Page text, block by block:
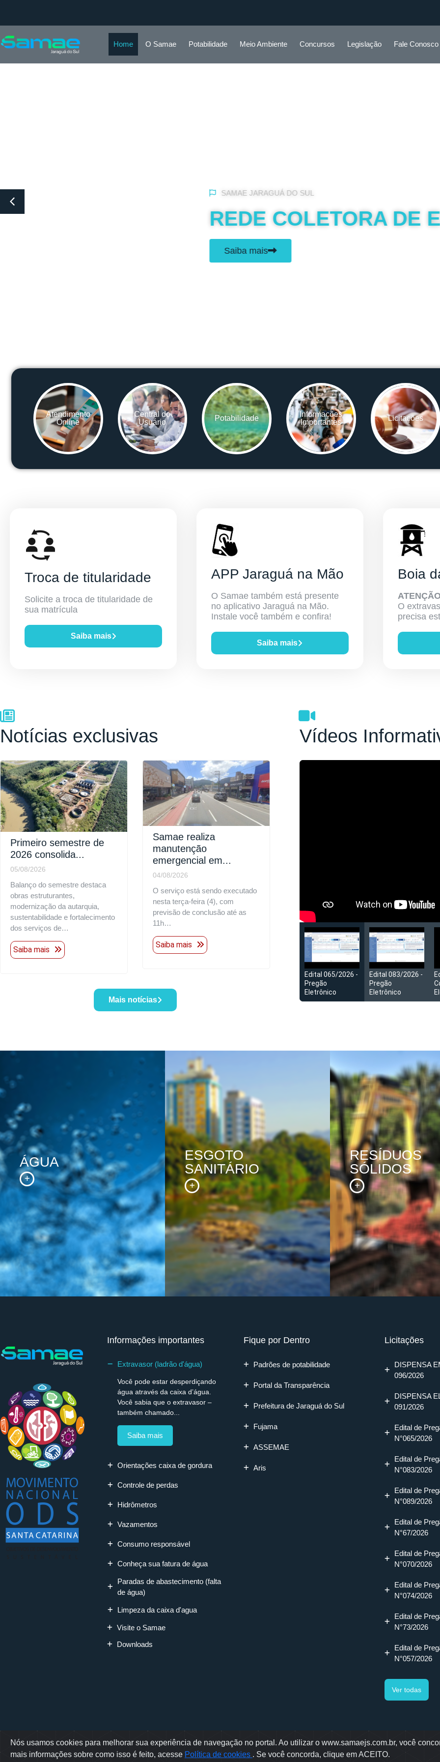
Nós usamos cookies para melhorar sua experiência de navegação no portal. Ao utilizar o www.samaejs.com.br, você
mais informações sobre como isso é feito, acesse Política de cookies . Se você concorda, clique em ACEITO.
Home O Samae Potabilidade Meio Ambiente Concursos Legislação Fale Conosco
REDE COLETORA DE ESGOTO
Atendimento
Online
Central do
Usuário
Potabilidade
Informações
Importantes
Licitações
Troca de titularidade
Solicite a troca de titularidade de
sua matrícula
Saiba mais
APP Jaraguá na Mão
O Samae também está presente
no aplicativo Jaraguá na Mão.
Instale você também e confira!
Saiba mais
Boia
O
precisa
Notícias exclusivas
Primeiro semestre de
2026 consolida...
05/08/2026
Balanço do semestre destaca
obras estruturantes,
modernização da autarquia,
sustentabilidade e fortalecimento
dos serviços de…
Saiba mais
Samae realiza
manutenção
emergencial em...
04/08/2026
O serviço está sendo executado
nesta terça-feira (4), com
previsão de conclusão até as
11h…
Saiba mais
Mais notícias
Vídeos
Edital 065/2026 -
Pregão
Eletrônico
Edital 083/2026 -
Pregão
Eletrônico
ÁGUA
ESGOTO
SANITÁRIO
RESÍDUOS
SÓLIDOS
Informações importantes
Extravasor (ladrão d'água)
Você pode estar desperdiçando
água através da caixa d’água.
Você sabia que o extravasor –
também chamado...
Saiba mais
Orientações caixa de gordura
Controle de perdas
Hidrômetros
Vazamentos
Consumo responsável
Conheça sua fatura de água
Paradas de abastecimento (falta
de água)
Limpeza da caixa d'agua
Visite o Samae
Downloads
Fique por Dentro
Padrões de potabilidade
Portal da Transparência
Prefeitura de Jaraguá do Sul
Fujama
ASSEMAE
Aris
Licitações
DISPENSA
096/2026
DISPENSA
091/2026
Edital de
N°065/2026
Edital de
N°083/2026
Edital de
N°089/2026
Edital de
N°67/2026
Edital de
N°070/2026
Edital de
N°074/2026
Edital de
N°73/2026
Edital de
N°057/2026
Ver todas
Rua Erwino Menegotti, 478 - Bairro Água Verde - Jaraguá do Sul - SC
Samae © 2022 - Todos os direitos reservados